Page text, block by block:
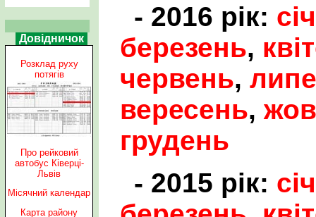
Довідничок
Розклад руху
потягів
Про рейковий
автобус Ківерці-
Львів
Місячний календар
Карта району
- 2016 рік:
березень,
червень,
вересень,
грудень
- 2015 рік: